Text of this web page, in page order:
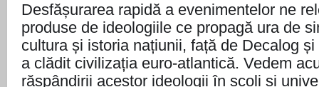
Desfășurarea rapidă a evenimentelor ne
produse de ideologiile ce propagă ura de
cultura și istoria națiunii, față de Decalog
a clădit civilizația euro-atlantică. Vedem
răspândirii acestor ideologii în școli și